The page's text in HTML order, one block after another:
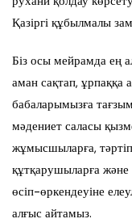
Қазіргі құбылмалы
Біз осы мейрамда ең
аман сақтап, ұрпаққа
бабаларымызға
мәдениет саласы
жұмысшыларға,
құтқарушыларға және
өсіп-өркендеуіне
алғыс айтамыз.